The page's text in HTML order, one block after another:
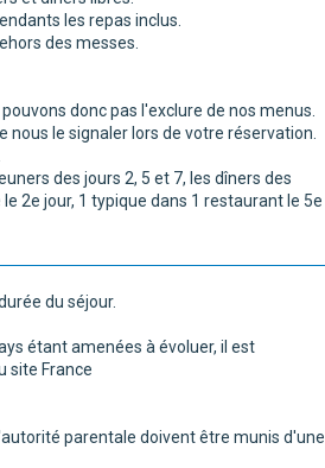
les repas inclus.
des messes.
donc pas l'exclure de nos menus.
le signaler lors de votre réservation.
des jours 2, 5 et 7, les dîners des
2e jour, 1 typique dans 1 restaurant le 5e
du séjour.
étant amenées à évoluer, il est
site France
parentale doivent être munis d'une